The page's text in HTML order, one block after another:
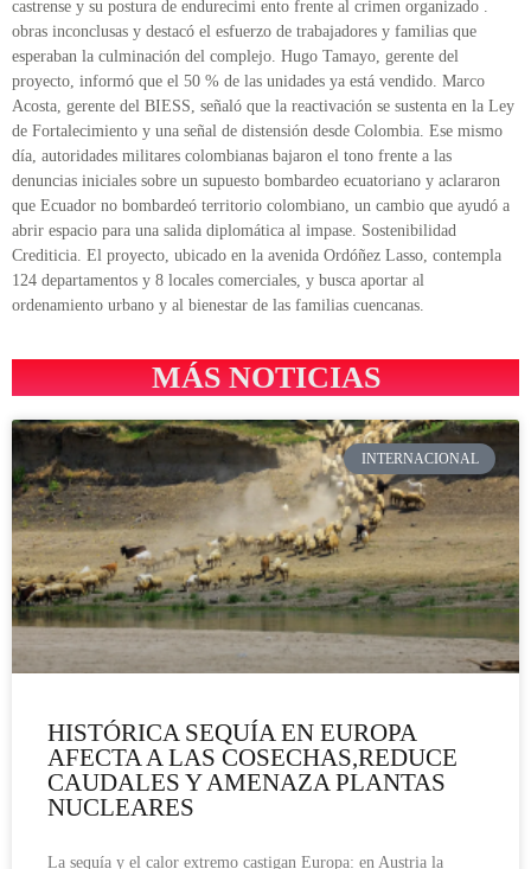
castrense y su postura de endurecimi ento frente al crimen organizado .
obras inconclusas y destacó el esfuerzo de trabajadores y familias que
esperaban la culminación del complejo. Hugo Tamayo, gerente del
proyecto, informó que el 50 % de las unidades ya está vendido. Marco
Acosta, gerente del BIESS, señaló que la reactivación se sustenta en la Ley
de Fortalecimiento y una señal de distensión desde Colombia. Ese mismo
día, autoridades militares colombianas bajaron el tono frente a las
denuncias iniciales sobre un supuesto bombardeo ecuatoriano y aclararon
que Ecuador no bombardeó territorio colombiano, un cambio que ayudó a
abrir espacio para una salida diplomática al impase. Sostenibilidad
Crediticia. El proyecto, ubicado en la avenida Ordóñez Lasso, contempla
124 departamentos y 8 locales comerciales, y busca aportar al
ordenamiento urbano y al bienestar de las familias cuencanas.
MÁS NOTICIAS
INTERNACIONAL
HISTÓRICA SEQUÍA EN EUROPA
AFECTA A LAS COSECHAS,REDUCE
CAUDALES Y AMENAZA PLANTAS
NUCLEARES
La sequía y el calor extremo castigan Europa: en Austria la